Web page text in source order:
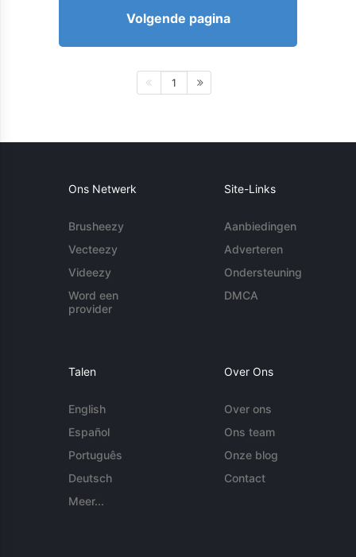
Volgende pagina
1
Ons Netwerk
Brusheezy
Vecteezy
Videezy
Word een
provider
Site-Links
Aanbiedingen
Adverteren
Ondersteuning
DMCA
Talen
English
Español
Português
Deutsch
Meer...
Over Ons
Over ons
Ons team
Onze blog
Contact